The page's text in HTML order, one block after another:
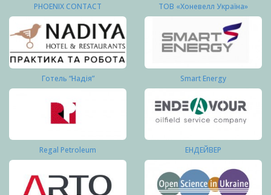
PHOENIX CONTACT ТОВ «Хоневелл Україна»
Готель “Надія” Smart Energy
Regal Petroleum ЕНДЕЙВЕР